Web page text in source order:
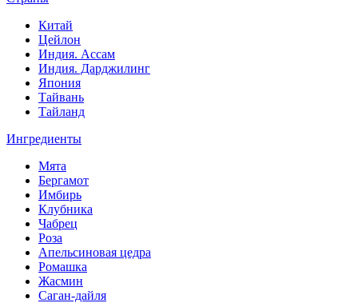
Китай
Цейлон
Индия. Ассам
Индия. Дарджилинг
Япония
Тайвань
Тайланд
Ингредиенты
Мята
Бергамот
Имбирь
Клубника
Чабрец
Роза
Апельсиновая цедра
Ромашка
Жасмин
Саган-дайля